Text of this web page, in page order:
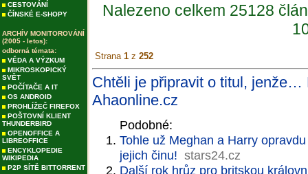
CESTOVÁNÍ
ČÍNSKÉ E-SHOPY
ARCHÍV MONITOROVÁNÍ
(2005 - letos):
odborná témata:
VĚDA A VÝZKUM
MIKROSKOPICKÝ
SVĚT
POČÍTAČE A IT
OS ANDROID
PROHLÍŽEČ FIREFOX
POŠTOVNÍ KLIENT
THUNDERBIRD
OPENOFFICE A
LIBREOFFICE
ENCYKLOPEDIE
WIKIPEDIA
P2P SÍTĚ BITTORRENT
Nalezeno celkem 25128
Strana 1 z 252
Chtěli je připravit o titul, jenže…
Ahaonline.cz
Podobné:
Tohle už Meghan a Harry
jejich činu! stars24.cz
Další rok hrůz pro britskou